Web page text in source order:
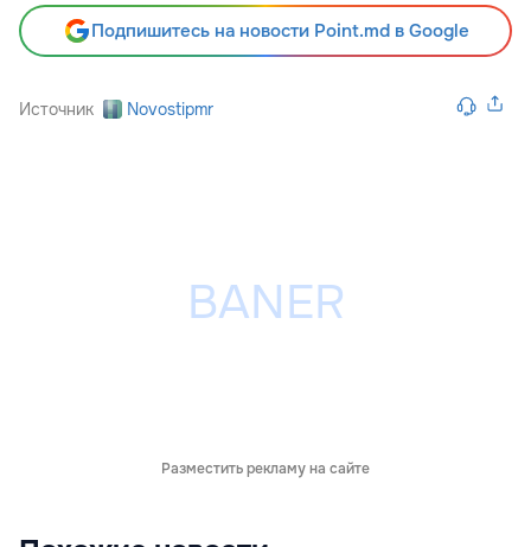
Подпишитесь на новости Point.md в Google
Источник Novostipmr
Разместить рекламу на сайте